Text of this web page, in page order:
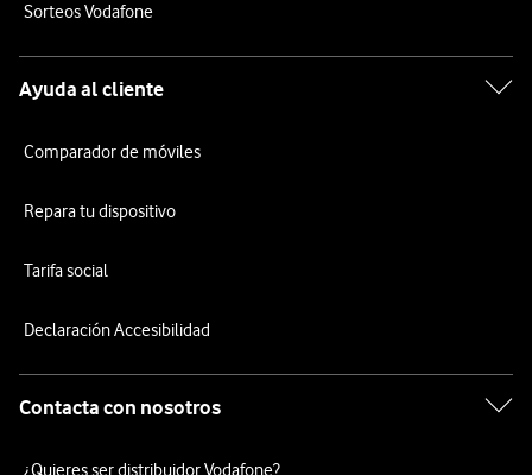
Sorteos Vodafone
Ayuda al cliente
Comparador de móviles
Repara tu dispositivo
Tarifa social
Declaración Accesibilidad
Contacta con nosotros
¿Quieres ser distribuidor Vodafone?